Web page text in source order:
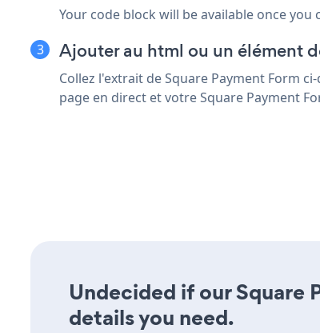
Your code block will be available once you
Ajouter au html ou un élément
Collez l'extrait de Square Payment Form
page en direct et votre Square Payment
Undecided if our Square
details you need.